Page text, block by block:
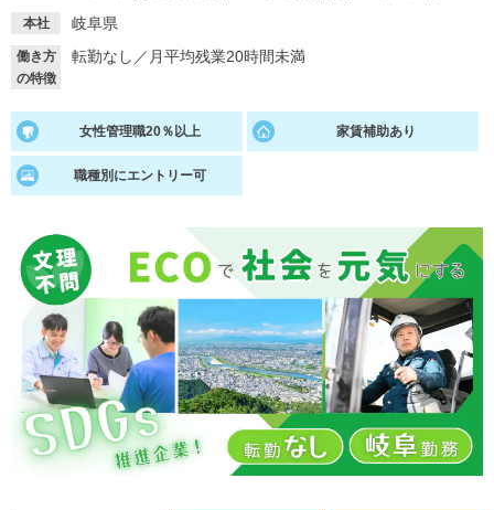
就活支援
就活ノウハウが満載！ お役立ち記事・相談室など
適職診断
あなたに合う仕事を診断！
就活チャンネル
動画で対策講座をチェック
本社 岐阜県
働き方
の特徴
転勤なし ／ 月平均残業20時間未満
女性管理職20％以上 家賃補助あり
職種別にエントリー可